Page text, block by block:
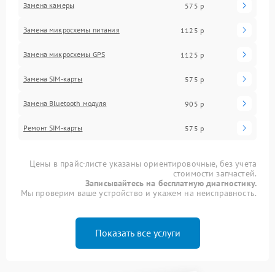
Замена камеры 575 р
Замена микросхемы питания 1125 р
Замена микросхемы GPS 1125 р
Замена SIM-карты 575 р
Замена Bluetooth модуля 905 р
Ремонт SIM-карты 575 р
Цены в прайс-листе указаны ориентировочные, без учета
стоимости запчастей.
Записывайтесь на бесплатную диагностику.
Мы проверим ваше устройство и укажем на неисправность.
Показать все услуги